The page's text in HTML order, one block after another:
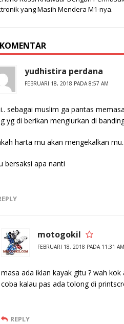
yang Masih Mendera M1-nya.
yudhistira perdana
FEBRUARI 18, 2018 PADA 8:57 AM
sebagai muslim ga pantas
yg di berikan mengiurkan di
harta mu akan mengekalkan
bersaksi apa nanti
motogokil
FEBRUARI 18, 2018 PADA 11:31 AM
masa ada iklan kayak gitu ? wah kok
coba kalau pas ada tolong di
REPLY